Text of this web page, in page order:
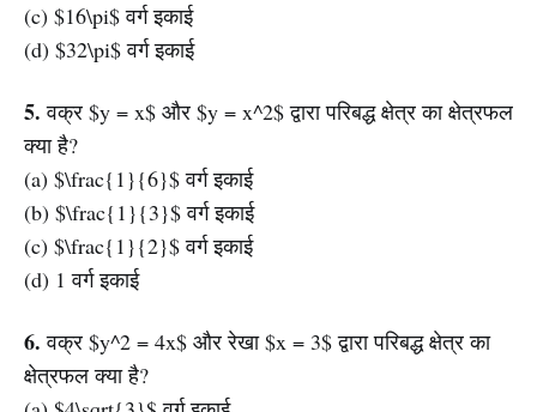
(c) $16\pi$ वर्ग इकाई
(d) $32\pi$ वर्ग इकाई
5. वक्र $y = x$ और $y = x^2$ द्वारा परिबद्ध क्षेत्र का क्षेत्रफल
क्या है?
(a) $\frac{1}{6}$ वर्ग इकाई
(b) $\frac{1}{3}$ वर्ग इकाई
(c) $\frac{1}{2}$ वर्ग इकाई
(d) 1 वर्ग इकाई
6. वक्र $y^2 = 4x$ और रेखा $x = 3$ द्वारा परिबद्ध क्षेत्र का
क्षेत्रफल क्या है?